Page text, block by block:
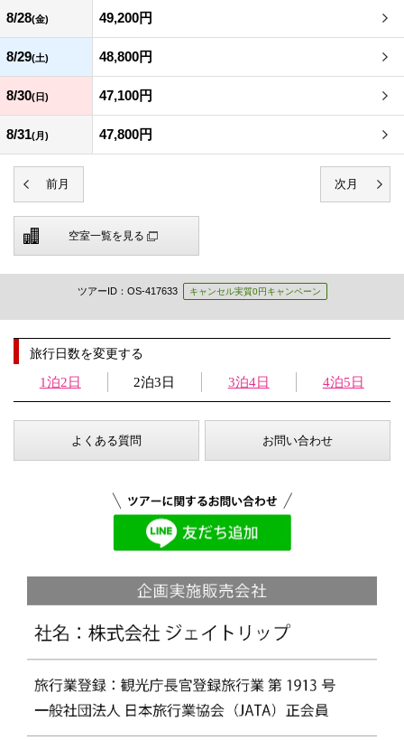
8/28(金) 49,200円
8/29(土) 48,800円
8/30(日) 47,100円
8/31(月) 47,800円
空室一覧を見る
ツアーID：OS-417633 キャンセル実質0円キャンペーン
旅行日数を変更する
1泊2日 2泊3日 3泊4日 4泊5日
よくある質問 お問い合わせ